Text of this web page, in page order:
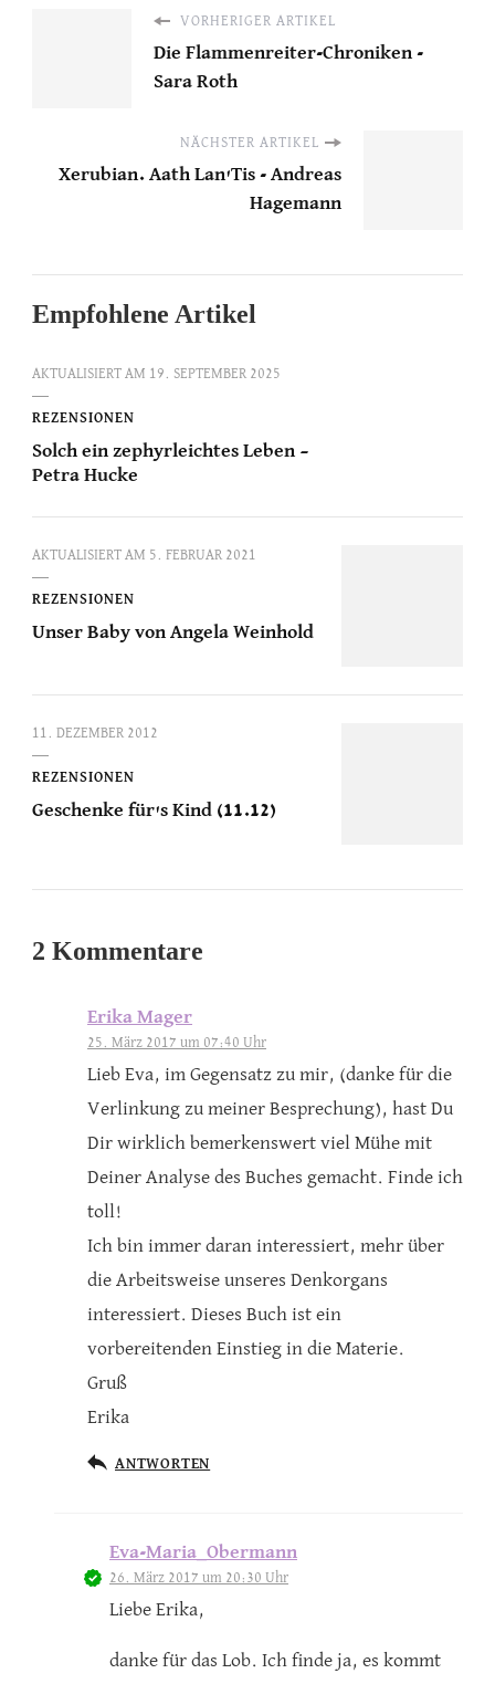
VORHERIGER ARTIKEL
Die Flammenreiter-Chroniken -
Sara Roth
NÄCHSTER ARTIKEL
Xerubian. Aath Lan'Tis - Andreas
Hagemann
Empfohlene Artikel
AKTUALISIERT AM 19. SEPTEMBER 2025
REZENSIONEN
Solch ein zephyrleichtes Leben –
Petra Hucke
AKTUALISIERT AM 5. FEBRUAR 2021
REZENSIONEN
Unser Baby von Angela Weinhold
11. DEZEMBER 2012
REZENSIONEN
Geschenke für's Kind (11.12)
2 Kommentare
Erika Mager
25. März 2017 um 07:40 Uhr
Lieb Eva, im Gegensatz zu mir, (danke für die
Verlinkung zu meiner Besprechung), hast Du
Dir wirklich bemerkenswert viel Mühe mit
Deiner Analyse des Buches gemacht. Finde ich
toll!
Ich bin immer daran interessiert, mehr über
die Arbeitsweise unseres Denkorgans
interessiert. Dieses Buch ist ein
vorbereitenden Einstieg in die Materie.
Gruß
Erika
ANTWORTEN
Eva-Maria_Obermann
26. März 2017 um 20:30 Uhr
Liebe Erika,
danke für das Lob. Ich finde ja, es kommt